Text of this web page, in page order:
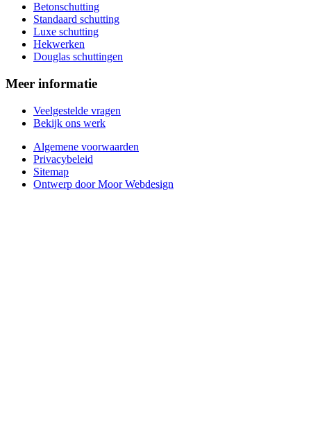
Betonschutting
Standaard schutting
Luxe schutting
Hekwerken
Douglas schuttingen
Meer informatie
Veelgestelde vragen
Bekijk ons werk
Algemene voorwaarden
Privacybeleid
Sitemap
Ontwerp door Moor Webdesign